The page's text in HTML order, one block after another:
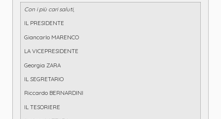
Con i più cari saluti,
IL PRESIDENTE
Giancarlo MARENCO
LA VICEPRESIDENTE
Georgia ZARA
IL SEGRETARIO
Riccardo BERNARDINI
IL TESORIERE